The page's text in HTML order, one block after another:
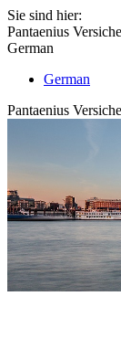
Sie sind hier:
Pantaenius
German
German
Pantaenius